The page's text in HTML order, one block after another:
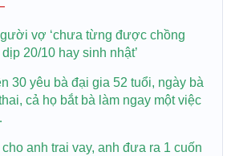
vợ ‘chưa từng được chồng
20/10 hay sinh nhật’
30 yêu bà đại gia 52 tuổi, ngày bà
cả họ bắt bà làm ngay một việc
anh trai vay, anh đưa ra 1 cuốn